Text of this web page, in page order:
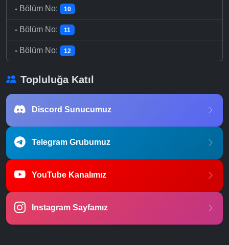
- Bölüm No: 10
- Bölüm No: 11
- Bölüm No: 12
Topluluğa Katıl
Discord Sunucumuz
Telegram Grubumuz
YouTube Kanalımız
Instagram Sayfamız